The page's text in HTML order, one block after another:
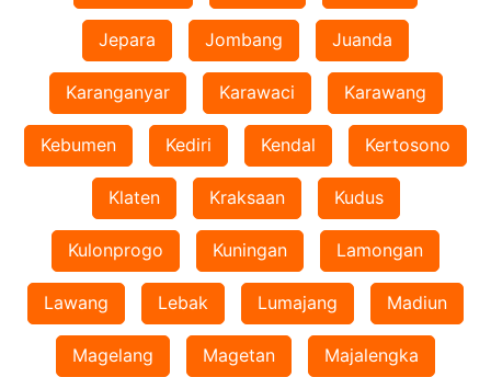
Jepara Jombang Juanda
Karanganyar Karawaci Karawang
Kebumen Kediri Kendal Kertosono
Klaten Kraksaan Kudus
Kulonprogo Kuningan Lamongan
Lawang Lebak Lumajang Madiun
Magelang Magetan Majalengka